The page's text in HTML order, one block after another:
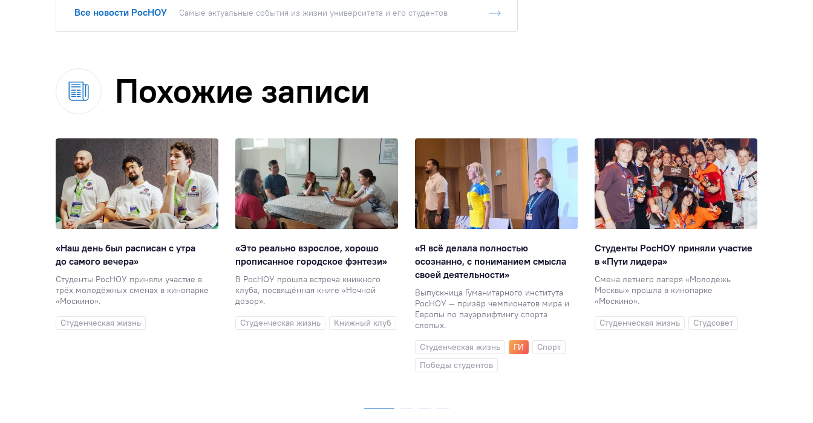
Все новости РосНОУ Самые актуальные события из жизни университета и его студентов
Похожие записи
«Наш день был расписан с утра
до самого вечера»
Студенты РосНОУ приняли участие в
трёх молодёжных сменах в кинопарке
«Москино».
Студенческая жизнь
«Это реально взрослое, хорошо
прописанное городское фэнтези»
В РосНОУ прошла встреча книжного
клуба, посвящённая книге «Ночной
дозор».
Студенческая жизнь
Книжный клуб
«Я всё делала полностью
осознанно, с пониманием смысла
своей деятельности»
Выпускница Гуманитарного института
РосНОУ — призёр чемпионатов мира и
Европы по пауэрлифтингу спорта
слепых.
Студенческая жизнь
ГИ
Спорт
Победы студентов
Студенты РосНОУ приняли участие
в «Пути лидера»
Смена летнего лагеря «Молодёжь
Москвы» прошла в кинопарке
«Москино».
Студенческая жизнь
Студсовет